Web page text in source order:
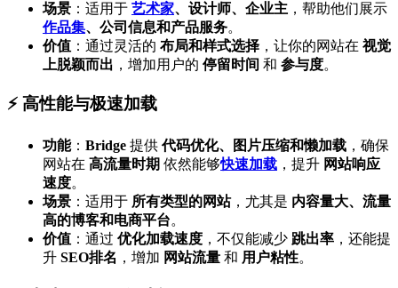
场景 ：适用于 艺术家、设计师、企业主 ，帮助他们展示
作品集、公司信息和产品服务。
价值 ：通过灵活的 布局和样式选择 ，让你的网站在 视觉
上脱颖而出 ，增加用户的 停留时间 和 参与度。
⚡ 高性能与极速加载
功能： Bridge 提供代码优化、图片压缩和懒加载 ，确保
网站在 高流量时期 依然能够快速加载 ，提升 网站响应
速度。
场景 ：适用于 所有类型的网站，尤其是 内容量大、流量
高的博客和电商平台。
价值 ：通过 优化加载速度 ，不仅能减少 跳出率 ，还能提
升 SEO排名 ，增加 网站流量 和 用户粘性。